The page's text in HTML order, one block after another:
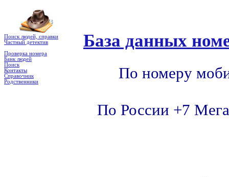
Поиск людей, справки
Частный детектив
Проверка номера
Банк людей
Поиск
Контакты
Справочник
Родственники
База данных
По номеру
По России +7